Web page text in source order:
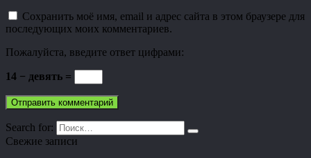
Сохранить моё имя, email и адрес сайта в этом браузере для
последующих моих комментариев.
Пожалуйста, введите ответ цифрами:
14 − девять =
Search for:
Свежие записи